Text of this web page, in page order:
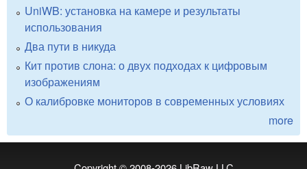
UniWB: установка на камере и результаты
использования
Два пути в никуда
Кит против слона: о двух подходах к цифровым
изображениям
О калибровке мониторов в современных условиях
more